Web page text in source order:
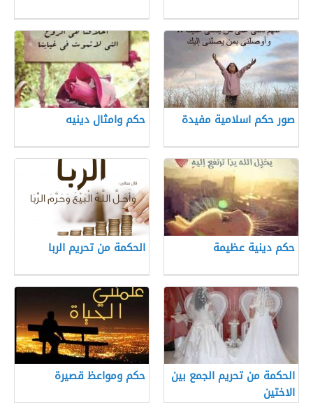
صور حكم اسلامية مفيدة حكم وامثال دينيه
حكم دينية عظيمة الحكمة من تحريم الربا
الحكمة من تحريم الجمع بين
الاختين
حكم ومواعظ قصيرة